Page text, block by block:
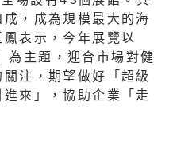
，成為規模最大的海
表示，今年展覽以
主題，迎合市場對健
注，期望做好「超級
來」，協助企業「走